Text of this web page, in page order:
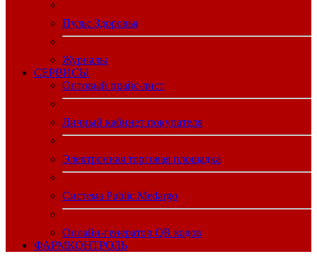
Пульс Здоровья
Журналы
CЕРВИСЫ
Оптовый прайс-лист
Личный кабинет покупателя
Электронная торговая площадка
Система Public.Medargo
Онлайн-генератор QR кодов
ФАРМКОНТРОЛЬ